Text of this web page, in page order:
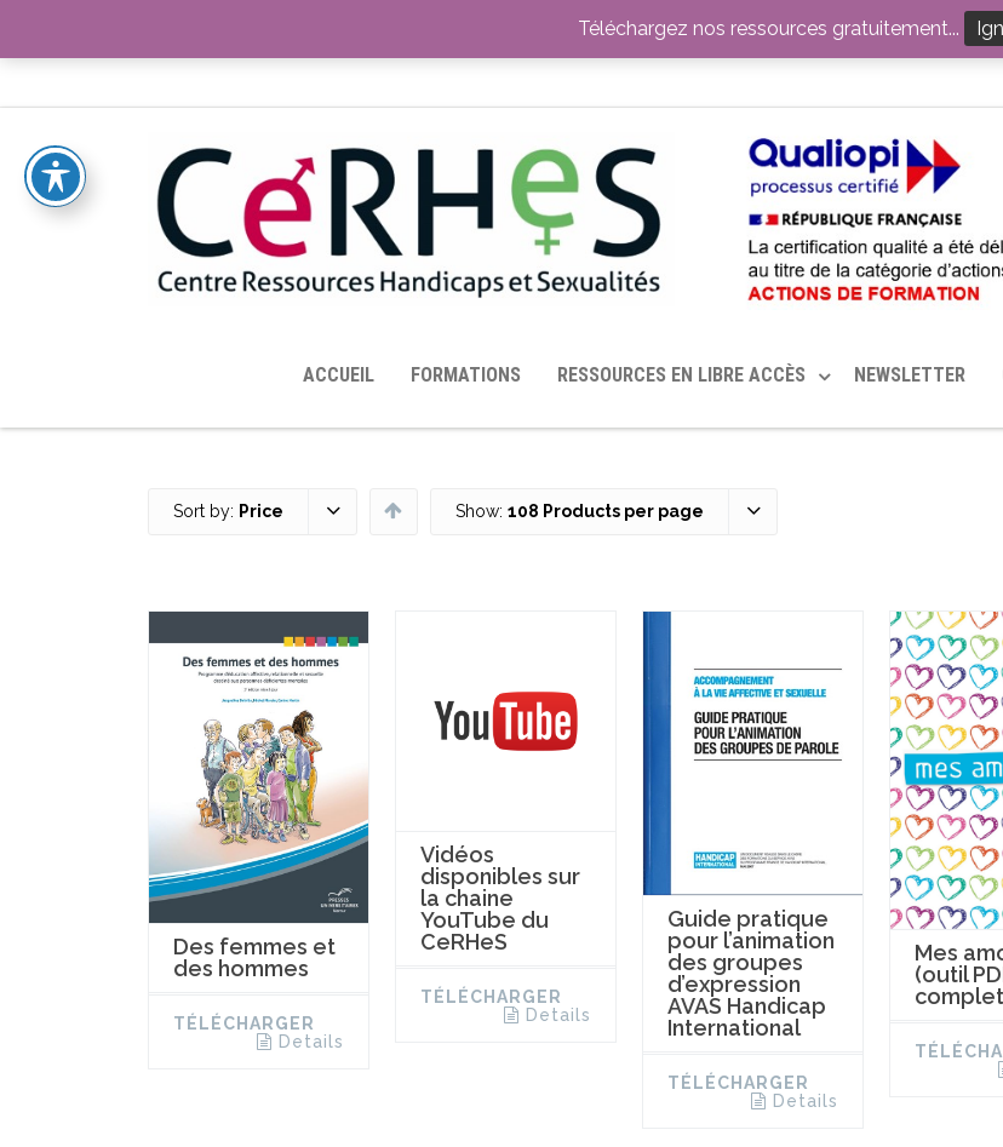
TOUTES LES RESSOURCES MISES À DISPOSITION PAR LE CERHES® FRANCE OUTILS EN SANTÉ
ACCUEIL FORMATIONS RESSOURCES EN LIBRE ACCÈS NEWSLETTER
Sort by: Price Show: 108 Products per page
Des femmes et
des hommes
TÉLÉCHARGER
Details
Vidéos
disponibles sur
la chaine
YouTube du
CeRHeS
TÉLÉCHARGER
Details
Guide pratique
pour l’animation
des groupes
d’expression
AVAS Handicap
International
TÉLÉCHARGER
Details
Mes
(outil
Téléchargez nos ressources gratuitement...